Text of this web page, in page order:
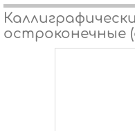
остроконечные